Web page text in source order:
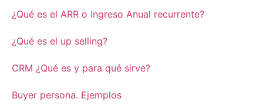
¿Qué es el ARR o Ingreso Anual recurrente?
¿Qué es el up selling?
CRM ¿Qué es y para qué sirve?
Buyer persona. Ejemplos